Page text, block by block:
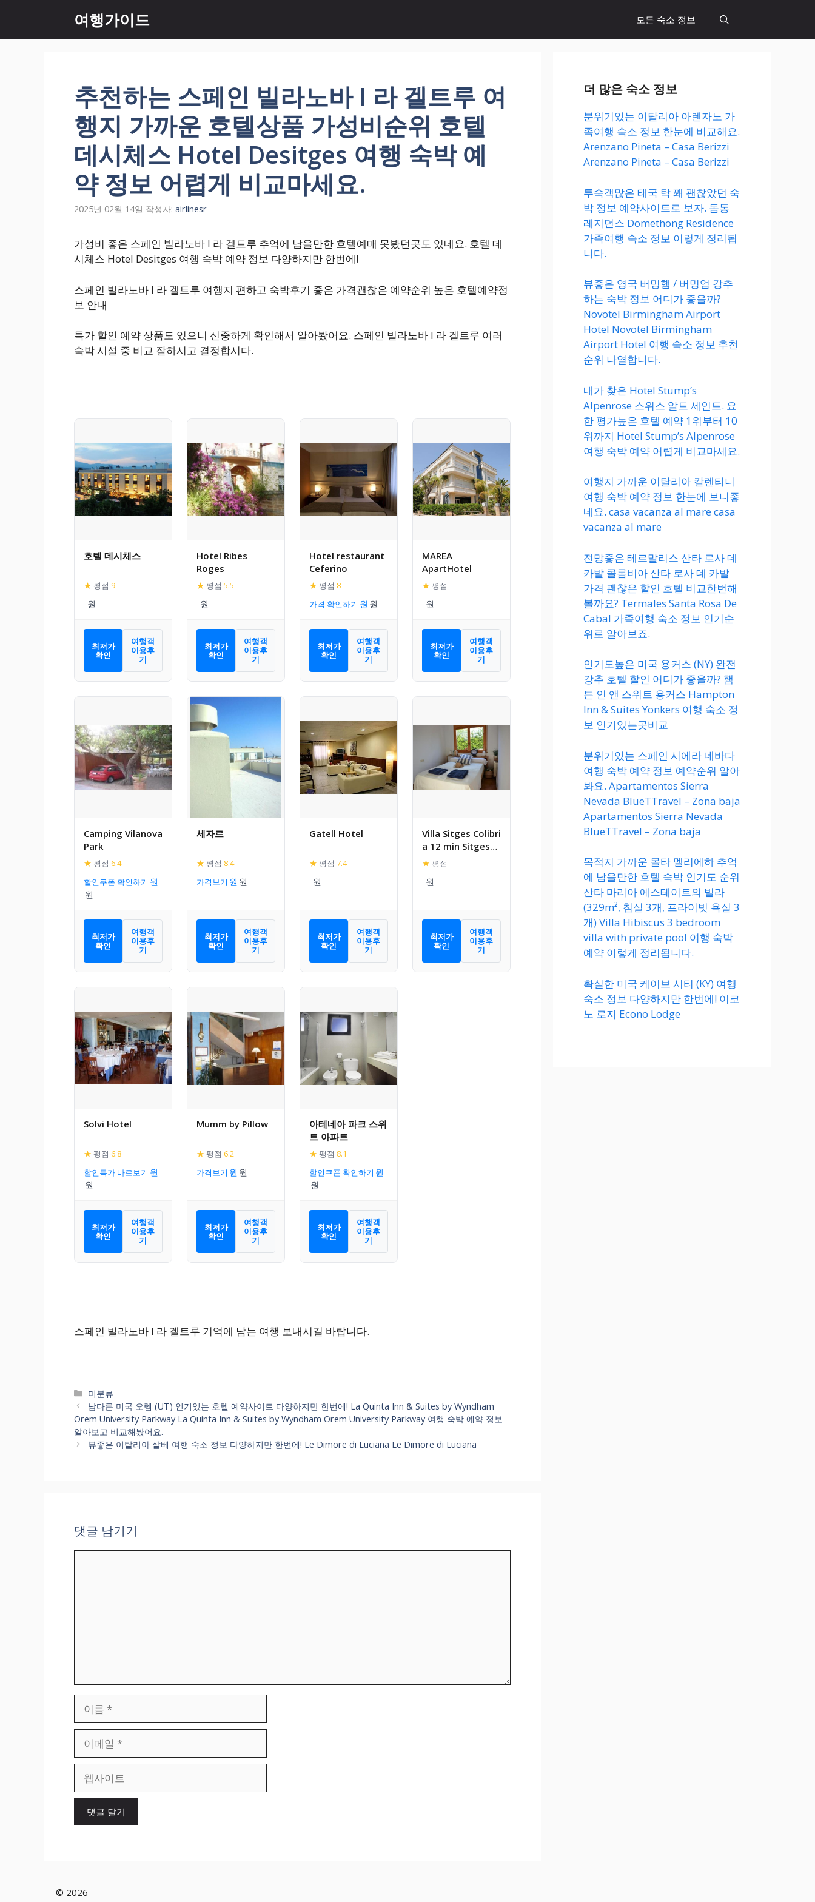
츠
여행가이드 모든 숙소 정보
추천하는 스페인 빌라노바 I 라 겔트루 여
행지 가까운 호텔상품 가성비순위 호텔
데시체스 Hotel Desitges 여행 숙박 예
약 정보 어렵게 비교마세요.
2025년 02월 14일 작성자: airlinesr
가성비 좋은 스페인 빌라노바 I 라 겔트루 추억에 남을만한 호텔예매 못봤던곳도 있네요. 호텔 데
시체스 Hotel Desitges 여행 숙박 예약 정보 다양하지만 한번에!
스페인 빌라노바 I 라 겔트루 여행지 편하고 숙박후기 좋은 가격괜찮은 예약순위 높은 호텔예약정
보 안내
특가 할인 예약 상품도 있으니 신중하게 확인해서 알아봤어요. 스페인 빌라노바 I 라 겔트루 여러
숙박 시설 중 비교 잘하시고 결정합시다.
호텔 데시체스
★ 평점 9
최저가
확인
여행객
이용후
기
Hotel Ribes
Roges
★ 평점 5.5
최저가
확인
여행객
이용후
기
Hotel restaurant
Ceferino
★ 평점 8
가격 확인하기
최저가
확인
여행객
이용후
기
MAREA
ApartHotel
★ 평점 –
최저가
확인
여행객
이용후
기
Camping Vilanova
Park
★ 평점 6.4
할인쿠폰 확인하기
최저가
확인
여행객
이용후
기
세자르
★ 평점 8.4
가격보기
최저가
확인
여행객
이용후
기
Gatell Hotel
★ 평점 7.4
최저가
확인
여행객
이용후
기
Villa Sitges Colibri
a 12 min Sitges
Renewed 2019
2000 m2 Pool XXL
★ 평점 –
최저가
확인
여행객
이용후
기
Solvi Hotel
★ 평점 6.8
할인특가 바로보기
최저가
확인
여행객
이용후
기
Mumm by Pillow
★ 평점 6.2
가격보기
최저가
확인
여행객
이용후
기
아테네아 파크 스위
트 아파트
★ 평점 8.1
할인쿠폰 확인하기
최저가
확인
여행객
이용후
기
스페인 빌라노바 I 라 겔트루 기억에 남는 여행 보내시길 바랍니다.
카
테
고
리
미분류
남다른 미국 오렘 (UT) 인기있는 호텔 예약사이트 다양하지만 한번에! La Quinta Inn & Suites by Wyndham
Orem University Parkway La Quinta Inn & Suites by Wyndham Orem University Parkway 여행 숙박 예약 정보
알아보고 비교해봤어요.
뷰좋은 이탈리아 살베 여행 숙소 정보 다양하지만 한번에! Le Dimore di Luciana Le Dimore di Luciana
댓글 남기기
일
이
더 많은 숙소 정보
분위기있는 이탈리아 아렌자노 가
족여행 숙소 정보 한눈에 비교해요.
Arenzano Pineta – Casa Berizzi
Arenzano Pineta – Casa Berizzi
투숙객많은 태국 탁 꽤 괜찮았던 숙
박 정보 예약사이트로 보자. 돔통
레지던스 Domethong Residence
가족여행 숙소 정보 이렇게 정리됩
니다.
뷰좋은 영국 버밍햄 / 버밍엄 강추
하는 숙박 정보 어디가 좋을까?
Novotel Birmingham Airport
Hotel Novotel Birmingham
Airport Hotel 여행 숙소 정보 추천
순위 나열합니다.
내가 찾은 Hotel Stump’s
Alpenrose 스위스 알트 세인트. 요
한 평가높은 호텔 예약 1위부터 10
위까지 Hotel Stump’s Alpenrose
여행 숙박 예약 어렵게 비교마세요.
여행지 가까운 이탈리아 칼렌티니
여행 숙박 예약 정보 한눈에 보니좋
네요. casa vacanza al mare casa
vacanza al mare
전망좋은 테르말리스 산타 로사 데
카발 콜롬비아 산타 로사 데 카발
가격 괜찮은 할인 호텔 비교한번해
볼까요? Termales Santa Rosa De
Cabal 가족여행 숙소 정보 인기순
위로 알아보죠.
인기도높은 미국 용커스 (NY) 완전
강추 호텔 할인 어디가 좋을까? 햄
튼 인 앤 스위트 용커스 Hampton
Inn & Suites Yonkers 여행 숙소 정
보 인기있는곳비교
분위기있는 스페인 시에라 네바다
여행 숙박 예약 정보 예약순위 알아
봐요. Apartamentos Sierra
Nevada BlueTTravel – Zona baja
Apartamentos Sierra Nevada
BlueTTravel – Zona baja
목적지 가까운 몰타 멜리에하 추억
에 남을만한 호텔 숙박 인기도 순위
산타 마리아 에스테이트의 빌라
(329m², 침실 3개, 프라이빗 욕실 3
개) Villa Hibiscus 3 bedroom
villa with private pool 여행 숙박
예약 이렇게 정리됩니다.
확실한 미국 케이브 시티 (KY) 여행
숙소 정보 다양하지만 한번에! 이코
노 로지 Econo Lodge
© 2026